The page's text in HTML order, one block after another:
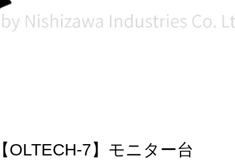
【OLTECH-7】モニター台